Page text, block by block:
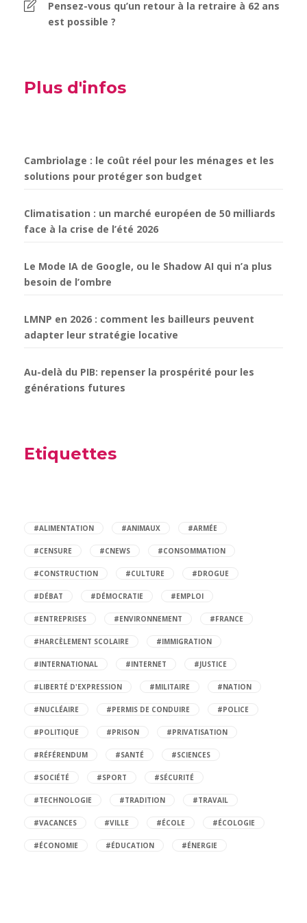
Pensez-vous qu’un retour à la retraire à 62 ans
est possible ?
Plus d'infos
Cambriolage : le coût réel pour les ménages et les
solutions pour protéger son budget
Climatisation : un marché européen de 50 milliards
face à la crise de l’été 2026
Le Mode IA de Google, ou le Shadow AI qui n’a plus
besoin de l’ombre
LMNP en 2026 : comment les bailleurs peuvent
adapter leur stratégie locative
Au-delà du PIB: repenser la prospérité pour les
générations futures
Etiquettes
#ALIMENTATION #ANIMAUX #ARMÉE
#CENSURE #CNEWS #CONSOMMATION
#CONSTRUCTION #CULTURE #DROGUE
#DÉBAT #DÉMOCRATIE #EMPLOI
#ENTREPRISES #ENVIRONNEMENT #FRANCE
#HARCÈLEMENT SCOLAIRE #IMMIGRATION
#INTERNATIONAL #INTERNET #JUSTICE
#LIBERTÉ D'EXPRESSION #MILITAIRE #NATION
#NUCLÉAIRE #PERMIS DE CONDUIRE #POLICE
#POLITIQUE #PRISON #PRIVATISATION
#RÉFÉRENDUM #SANTÉ #SCIENCES
#SOCIÉTÉ #SPORT #SÉCURITÉ
#TECHNOLOGIE #TRADITION #TRAVAIL
#VACANCES #VILLE #ÉCOLE #ÉCOLOGIE
#ÉCONOMIE #ÉDUCATION #ÉNERGIE